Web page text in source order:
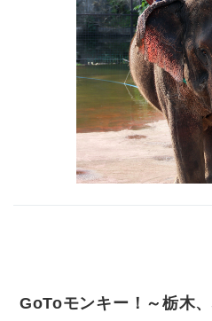
GoToモンキー！～栃木